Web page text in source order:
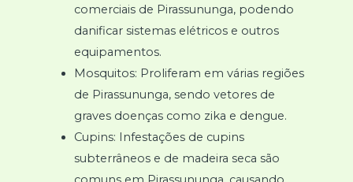
comerciais de Pirassununga, podendo
danificar sistemas elétricos e outros
equipamentos.
Mosquitos: Proliferam em várias regiões
de Pirassununga, sendo vetores de
graves doenças como zika e dengue.
Cupins: Infestações de cupins
subterrâneos e de madeira seca são